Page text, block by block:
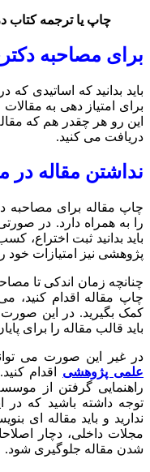
چاپ یا ترجمه کتاب
برای مصاحبه
باید بدانید که اساتیدی
برای امتیاز دهی به
این رو هر چقدر هم که
دریافت می کنید.
نداشتن مقاله در
چاپ مقاله برای مصاحبه
را به همراه دارد. در
باید بدانید ثبت اختراع،
پژوهشی نیز امتیازات خود
چنانچه زمان اندکی تا
چاپ مقاله اقدام کنید، می
کمک بگیرید. در این صورت
باید قالب مقاله را برای
در غیر این صورت می
علمی پژوهشی اقدام
راهنمایی گرفتن از
توجه داشته باشید که
مجلات داخلی، دچار
شدن مقاله جلوگیری شود.